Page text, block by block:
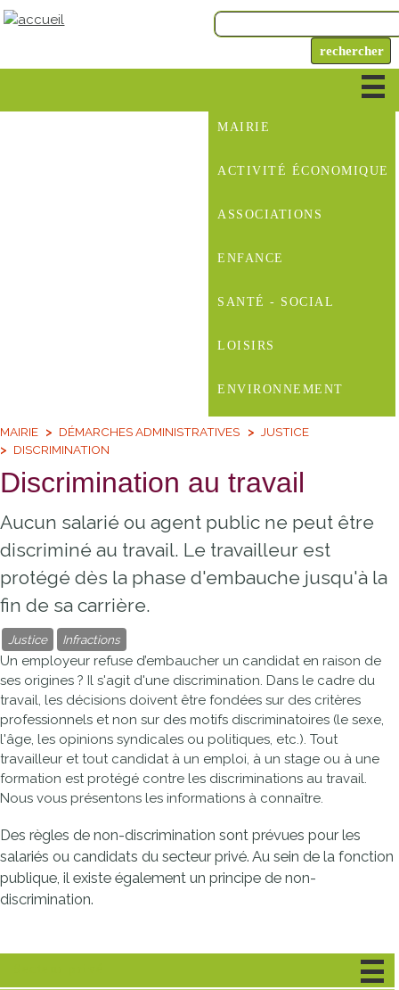
MAIRIE
ACTIVITÉ ÉCONOMIQUE
ASSOCIATIONS
ENFANCE
SANTÉ - SOCIAL
LOISIRS
ENVIRONNEMENT
MAIRIE DÉMARCHES ADMINISTRATIVES
JUSTICE
DISCRIMINATION
Discrimination au travail
Aucun salarié ou agent public ne peut être
discriminé au travail. Le travailleur est
protégé dès la phase d'embauche jusqu'à la
fin de sa carrière.
Justice Infractions
Un employeur refuse d’embaucher un candidat en raison de
ses origines ? Il s'agit d'une discrimination. Dans le cadre du
travail, les décisions doivent être fondées sur des critères
professionnels et non sur des motifs discriminatoires (le sexe,
l'âge, les opinions syndicales ou politiques, etc.). Tout
travailleur et tout candidat à un emploi, à un stage ou à une
formation est protégé contre les discriminations au travail.
Nous vous présentons les informations à connaître.
Des règles de non-discrimination sont prévues pour les
salariés ou candidats du secteur privé. Au sein de la fonction
publique, il existe également un principe de non-
discrimination.